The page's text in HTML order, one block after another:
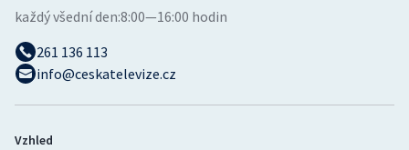
každý všední den:8:00—16:00 hodin
261 136 113
info@ceskatelevize.cz
Vzhled